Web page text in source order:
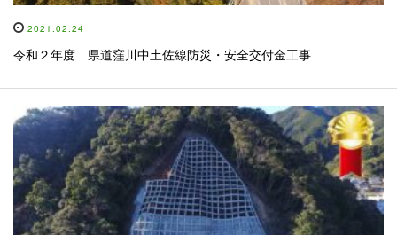
2021.02.24
令和２年度 県道窪川中土佐線防災・安全交付金工事